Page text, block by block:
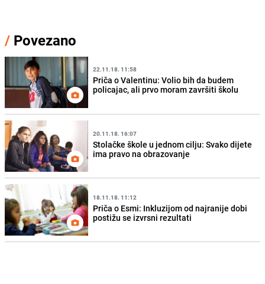
/ Povezano
22.11.18. 11:58
Priča o Valentinu: Volio bih da budem
policajac, ali prvo moram završiti školu
20.11.18. 16:07
Stolačke škole u jednom cilju: Svako dijete
ima pravo na obrazovanje
18.11.18. 11:12
Priča o Esmi: Inkluzijom od najranije dobi
postižu se izvrsni rezultati